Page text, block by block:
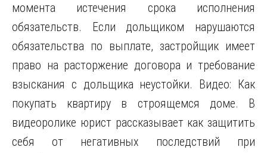
момента истечения срока исполнения
обязательств. Если дольщиком нарушаются
обязательства по выплате, застройщик имеет
право на расторжение договора и требование
взыскания с дольщика неустойки. Видео: Как
покупать квартиру в строящемся доме. В
видеоролике юрист рассказывает как защитить
себя от негативных последствий при